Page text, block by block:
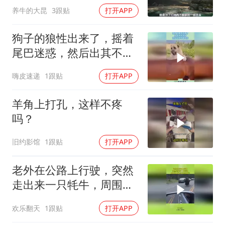
日本试射“战斧”导弹，国防部回应
夯实基础开新局
养牛的大昆 3跟贴 打开APP
狗子的狼性出来了，摇着
尾巴迷惑，然后出其不备
嗨皮速递 1跟贴 打开APP
羊角上打孔，这样不疼
吗？
旧约影馆 1跟贴 打开APP
老外在公路上行驶，突然
走出来一只牦牛，周围几
欢乐翻天 1跟贴 打开APP